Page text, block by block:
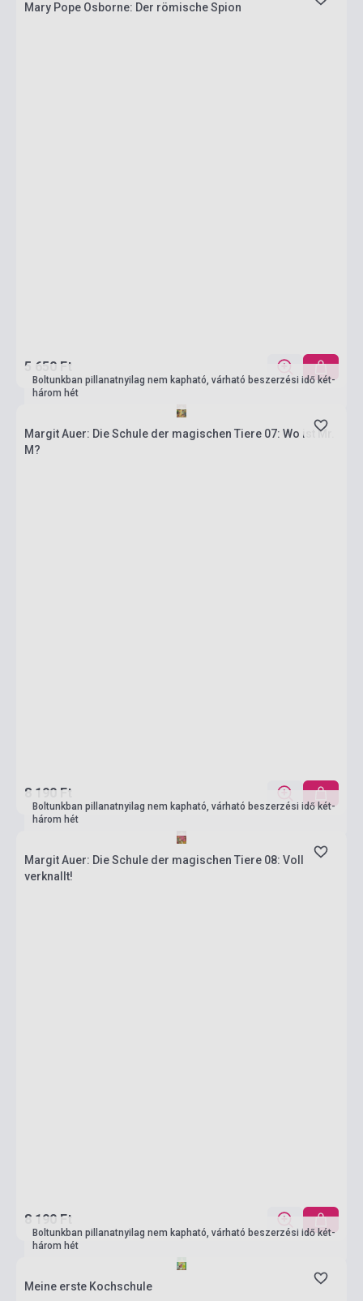
Mary Pope Osborne: Der römische Spion
5 650 Ft
Boltunkban pillanatnyilag nem kapható, várható beszerzési idő két-
három hét
Margit Auer: Die Schule der magischen Tiere 07: Wo ist Mr.
M?
8 190 Ft
Boltunkban pillanatnyilag nem kapható, várható beszerzési idő két-
három hét
Margit Auer: Die Schule der magischen Tiere 08: Voll
verknallt!
8 190 Ft
Boltunkban pillanatnyilag nem kapható, várható beszerzési idő két-
három hét
Meine erste Kochschule